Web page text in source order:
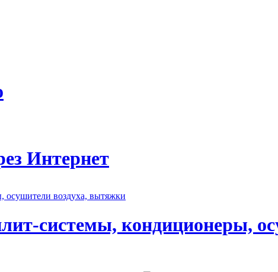
Интернет
системы, кондиционеры,